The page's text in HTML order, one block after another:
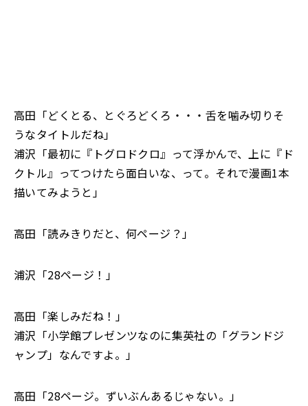
高田「どくとる、とぐろどくろ・・・舌を噛み切りそ
うなタイトルだね」
浦沢「最初に『トグロドクロ』って浮かんで、上に『ド
クトル』ってつけたら面白いな、って。それで漫画1本
描いてみようと」
高田「読みきりだと、何ページ？」
浦沢「28ページ！」
高田「楽しみだね！」
浦沢「小学館プレゼンツなのに集英社の「グランドジ
ャンプ」なんですよ。」
高田「28ページ。ずいぶんあるじゃない。」